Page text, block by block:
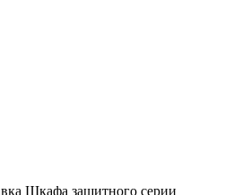
Шкафа защитного серии